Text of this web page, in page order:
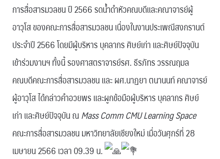
การสื่อสารมวลชน ปี 2566 รดน้ำดำหัวคณบดีและคณาจารย์ผู้
อาวุโส ของคณะการสื่อสารมวลชน เนื่องในงานประเพณีสงกรานต์
ประจำปี 2566 โดยมีผู้บริหาร บุคลากร ศิษย์เก่า และศิษย์ปัจจุบัน
เข้าร่วมงานฯ ทั้งนี้ รองศาสตราจารย์รศ. ธีรภัทร วรรณฤมล
คณบดีคณะการสื่อสารมวลชน และ ผศ.นาฏยา ตนานนท์ คณาจารย์
ผู้อาวุโส ได้กล่าวคำอวยพร และผูกข้อมือผู้บริหาร บุคลากร ศิษย์
เก่า และศิษย์ปัจจุบัน ณMass Comm CMU Learning Space
คณะการสื่อสารมวลชน มหาวิทยาลัยเชียงใหม่ เมื่อวันศุกร์ที่ 28
เมษายน 2566 เวลา 09.39 น.